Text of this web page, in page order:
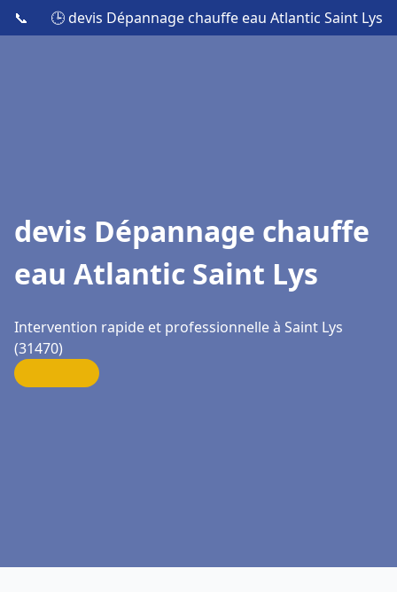
📞 🕒 devis Dépannage chauffe eau Atlantic Saint Lys
devis Dépannage chauffe
eau Atlantic Saint Lys
Intervention rapide et professionnelle à Saint Lys
(31470)